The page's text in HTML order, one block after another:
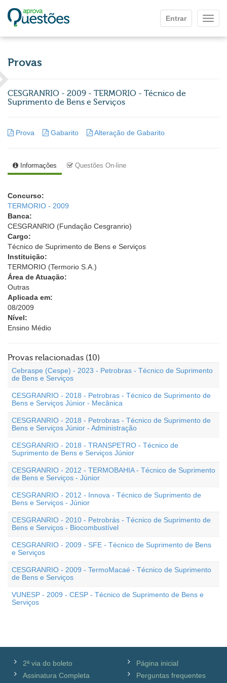
Entrar
Provas
CESGRANRIO - 2009 - TERMORIO - Técnico de
Suprimento de Bens e Serviços
Prova Gabarito Alteração de Gabarito
Informações Questões On-line
Concurso:
TERMORIO - 2009
Banca:
CESGRANRIO (Fundação Cesgranrio)
Cargo:
Técnico de Suprimento de Bens e Serviços
Instituição:
TERMORIO (Termorio S.A.)
Área de Atuação:
Outras
Aplicada em:
08/2009
Nível:
Ensino Médio
Provas relacionadas (10)
Cebraspe (Cespe) - 2023 - Petrobras - Técnico de Suprimento
de Bens e Serviços
CESGRANRIO - 2018 - Petrobras - Técnico de Suprimento de
Bens e Serviços Júnior - Mecânica
CESGRANRIO - 2018 - Petrobras - Técnico de Suprimento de
Bens e Serviços Júnior - Administração
CESGRANRIO - 2018 - TRANSPETRO - Técnico de
Suprimento de Bens e Serviços Júnior
CESGRANRIO - 2012 - TERMOBAHIA - Técnico de Suprimento
de Bens e Serviços - Júnior
CESGRANRIO - 2012 - Innova - Técnico de Suprimento de
Bens e Serviços - Júnior
CESGRANRIO - 2010 - Petrobrás - Técnico de Suprimento de
Bens e Serviços - Biocombustível
CESGRANRIO - 2009 - SFE - Técnico de Suprimento de Bens
e Serviços
CESGRANRIO - 2009 - TermoMacaé - Técnico de Suprimento
de Bens e Serviços
VUNESP - 2009 - CESP - Técnico de Suprimento de Bens e
Serviços
2ª via do boleto
Assinatura Completa
Página inicial
Perguntas frequentes